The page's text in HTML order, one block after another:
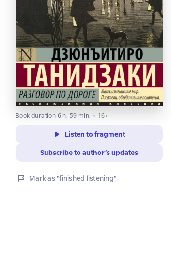
Book duration 6 h. 59 min. 16+
Listen to fragment
Subscribe to author’s updates
Mark as "finished listening"